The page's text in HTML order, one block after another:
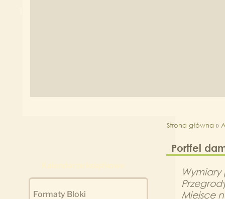
Formaty Bloki
Strona główna »
Portfel
Wymiary
Miejsce